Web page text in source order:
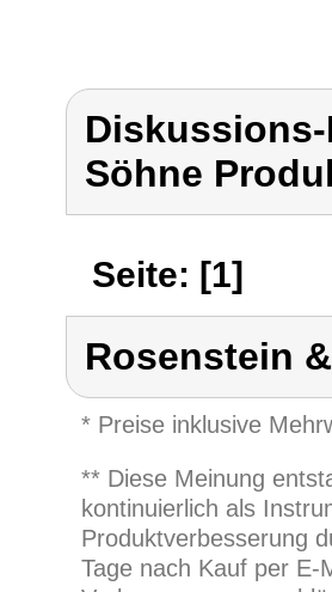
Söhne
Seite: [1]
Rosenstein
* Preise inklusive
** Diese Meinung
kontinuierlich als
Produktverbesserung
Tage nach Kauf per E-